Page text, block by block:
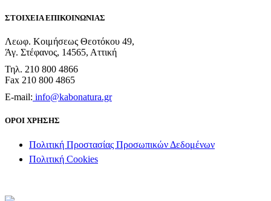
ΣΤΟΙΧΕΙΑ ΕΠΙΚΟΙΝΩΝΙΑΣ
Λεωφ. Κοιμήσεως Θεοτόκου 49,
Άγ. Στέφανος, 14565, Αττική
Τηλ. 210 800 4866
Fax 210 800 4865
E-mail: info@kabonatura.gr
ΟΡΟΙ ΧΡΗΣΗΣ
Πολιτική Προστασίας Προσωπικών Δεδομένων
Πολιτική Cookies